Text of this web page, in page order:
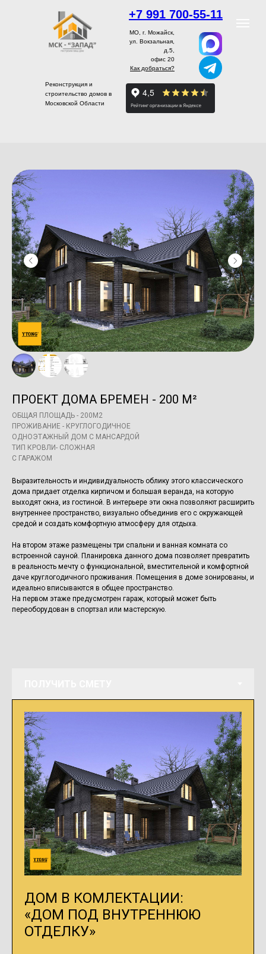
+7 991 700-55-11
Реконструкция и
строительство домов в
Московской Области
МО, г. Можайск,
ул. Вокзальная,
д.5,
офис 20
Как добраться?
ПРОЕКТ ДОМА БРЕМЕН - 200 М²
ОБЩАЯ ПЛОЩАДЬ - 200М2
ПРОЖИВАНИЕ - КРУГЛОГОДИЧНОЕ
ОДНОЭТАЖНЫЙ ДОМ С МАНСАРДОЙ
ТИП КРОВЛИ- СЛОЖНАЯ
С ГАРАЖОМ
Выразительность и индивидуальность облику этого классического
дома придает отделка кирпичом и большая веранда, на которую
выходят окна, из гостиной. В интерьере эти окна позволяют расширить
внутреннее пространство, визуально объединив его с окружающей
средой и создать комфортную атмосферу для отдыха.
На втором этаже размещены три спальни и ванная комната со
встроенной сауной. Планировка данного дома позволяет превратить
в реальность мечту о функциональной, вместительной и комфортной
даче круглогодичного проживания. Помещения в доме зонированы, и
идеально вписываются в общее пространство.
На первом этаже предусмотрен гараж, который может быть
переоборудован в спортзал или мастерскую.
ДОМ В КОМЛЕКТАЦИИ:
«ДОМ ПОД ВНУТРЕННЮЮ
ОТДЕЛКУ»